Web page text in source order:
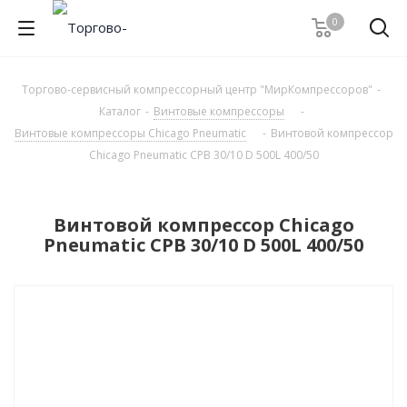
0
Торгово-сервисный компрессорный центр "МирКомпрессоров" -
Каталог - Винтовые компрессоры
-
Винтовые компрессоры Chicago Pneumatic
- Винтовой компрессор
Chicago Pneumatic CPB 30/10 D 500L 400/50
Винтовой компрессор Chicago
Pneumatic CPB 30/10 D 500L 400/50